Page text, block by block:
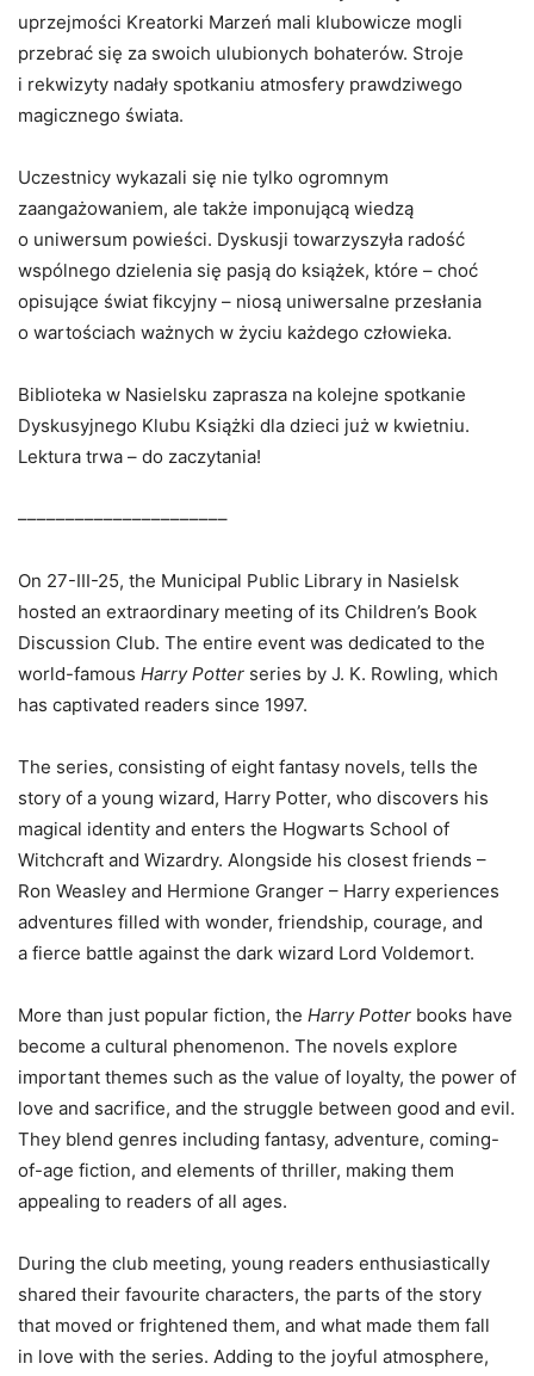
uprzejmości Kreatorki Marzeń mali klubowicze mogli
przebrać się za swoich ulubionych bohaterów. Stroje
i rekwizyty nadały spotkaniu atmosfery prawdziwego
magicznego świata.
Uczestnicy wykazali się nie tylko ogromnym
zaangażowaniem, ale także imponującą wiedzą
o uniwersum powieści. Dyskusji towarzyszyła radość
wspólnego dzielenia się pasją do książek, które – choć
opisujące świat fikcyjny – niosą uniwersalne przesłania
o wartościach ważnych w życiu każdego człowieka.
Biblioteka w Nasielsku zaprasza na kolejne spotkanie
Dyskusyjnego Klubu Książki dla dzieci już w kwietniu.
Lektura trwa – do zaczytania!
––––––––––––––––––––––
On 27-III-25, the Municipal Public Library in Nasielsk
hosted an extraordinary meeting of its Children’s Book
Discussion Club. The entire event was dedicated to the
world-famous Harry Potter series by J. K. Rowling, which
has captivated readers since 1997.
The series, consisting of eight fantasy novels, tells the
story of a young wizard, Harry Potter, who discovers his
magical identity and enters the Hogwarts School of
Witchcraft and Wizardry. Alongside his closest friends –
Ron Weasley and Hermione Granger – Harry experiences
adventures filled with wonder, friendship, courage, and
a fierce battle against the dark wizard Lord Voldemort.
More than just popular fiction, the Harry Potter books have
become a cultural phenomenon. The novels explore
important themes such as the value of loyalty, the power of
love and sacrifice, and the struggle between good and evil.
They blend genres including fantasy, adventure, coming-
of-age fiction, and elements of thriller, making them
appealing to readers of all ages.
During the club meeting, young readers enthusiastically
shared their favourite characters, the parts of the story
that moved or frightened them, and what made them fall
in love with the series. Adding to the joyful atmosphere,